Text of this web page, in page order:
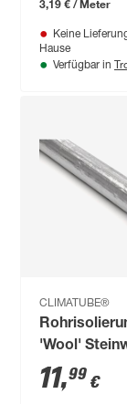
3,19 € / Meter
Keine
Hause
Verfügbar in
CLIMATUBE®
'Wool'
60/20 mm
Dämmstärke
11,99 €